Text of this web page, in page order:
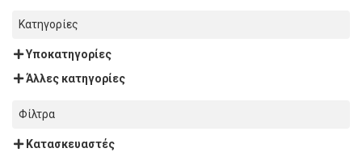
Κατηγορίες
Υποκατηγορίες
Άλλες κατηγορίες
Φίλτρα
Κατασκευαστές